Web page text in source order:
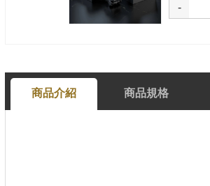
+
商品介紹 商品規格